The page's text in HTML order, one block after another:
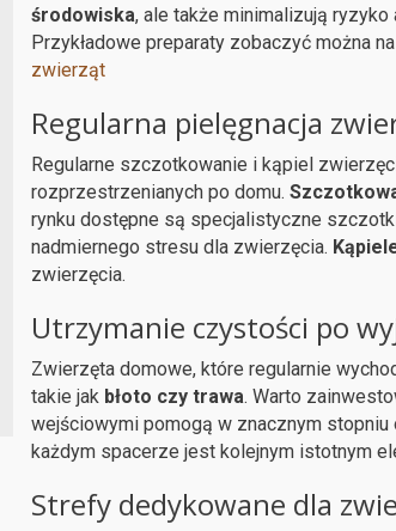
środowiska, ale także minimalizują
Przykładowe preparaty zobaczyć można
zwierząt
Regularna pielęgnacja
Regularne szczotkowanie i kąpiel
rozprzestrzenianych po domu.
rynku dostępne są specjalistyczne
nadmiernego stresu dla zwierzęcia.
zwierzęcia.
Utrzymanie czystości po
Zwierzęta domowe, które regularnie
takie jak błoto czy trawa. Warto
wejściowymi pomogą w znacznym
każdym spacerze jest kolejnym istotnym
Strefy dedykowane dla